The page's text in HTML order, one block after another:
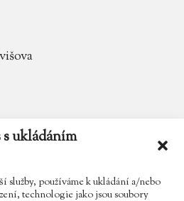
ukládáním
používáme k ukládání a/nebo
technologie jako jsou soubory